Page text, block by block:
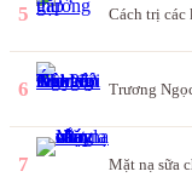
5 Cách trị các
6 Trương
7 Mặt nạ sữa